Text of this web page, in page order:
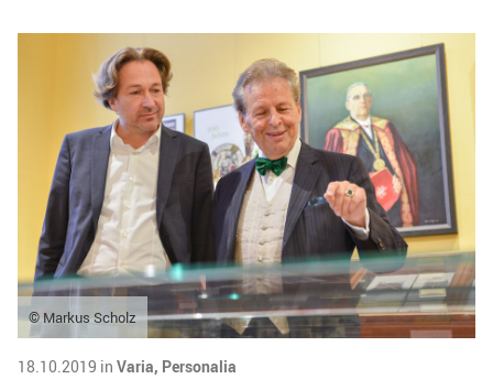
© Markus Scholz
18.10.2019 in Varia, Personalia